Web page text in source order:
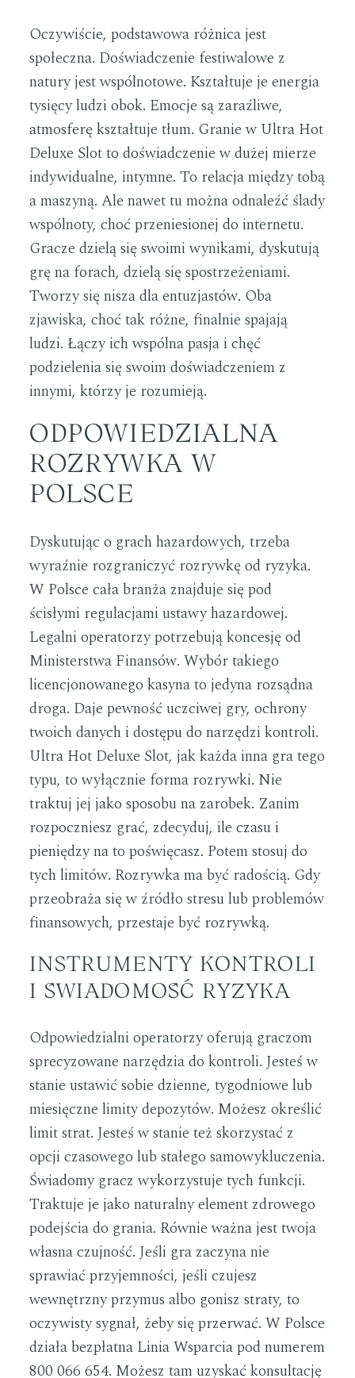
Oczywiście, podstawowa różnica jest
społeczna. Doświadczenie festiwalowe z
natury jest wspólnotowe. Kształtuje je energia
tysięcy ludzi obok. Emocje są zaraźliwe,
atmosferę kształtuje tłum. Granie w Ultra Hot
Deluxe Slot to doświadczenie w dużej mierze
indywidualne, intymne. To relacja między tobą
a maszyną. Ale nawet tu można odnaleźć ślady
wspólnoty, choć przeniesionej do internetu.
Gracze dzielą się swoimi wynikami, dyskutują
grę na forach, dzielą się spostrzeżeniami.
Tworzy się nisza dla entuzjastów. Oba
zjawiska, choć tak różne, finalnie spajają
ludzi. Łączy ich wspólna pasja i chęć
podzielenia się swoim doświadczeniem z
innymi, którzy je rozumieją.
ODPOWIEDZIALNA
ROZRYWKA W
POLSCE
Dyskutując o grach hazardowych, trzeba
wyraźnie rozgraniczyć rozrywkę od ryzyka.
W Polsce cała branża znajduje się pod
ścisłymi regulacjami ustawy hazardowej.
Legalni operatorzy potrzebują koncesję od
Ministerstwa Finansów. Wybór takiego
licencjonowanego kasyna to jedyna rozsądna
droga. Daje pewność uczciwej gry, ochrony
twoich danych i dostępu do narzędzi kontroli.
Ultra Hot Deluxe Slot, jak każda inna gra tego
typu, to wyłącznie forma rozrywki. Nie
traktuj jej jako sposobu na zarobek. Zanim
rozpoczniesz grać, zdecyduj, ile czasu i
pieniędzy na to poświęcasz. Potem stosuj do
tych limitów. Rozrywka ma być radością. Gdy
przeobraża się w źródło stresu lub problemów
finansowych, przestaje być rozrywką.
INSTRUMENTY KONTROLI
I ŚWIADOMOŚĆ RYZYKA
Odpowiedzialni operatorzy oferują graczom
sprecyzowane narzędzia do kontroli. Jesteś w
stanie ustawić sobie dzienne, tygodniowe lub
miesięczne limity depozytów. Możesz określić
limit strat. Jesteś w stanie też skorzystać z
opcji czasowego lub stałego samowykluczenia.
Świadomy gracz wykorzystuje tych funkcji.
Traktuje je jako naturalny element zdrowego
podejścia do grania. Równie ważna jest twoja
własna czujność. Jeśli gra zaczyna nie
sprawiać przyjemności, jeśli czujesz
wewnętrzny przymus albo gonisz straty, to
oczywisty sygnał, żeby się przerwać. W Polsce
działa bezpłatna Linia Wsparcia pod numerem
800 066 654. Możesz tam uzyskać konsultację